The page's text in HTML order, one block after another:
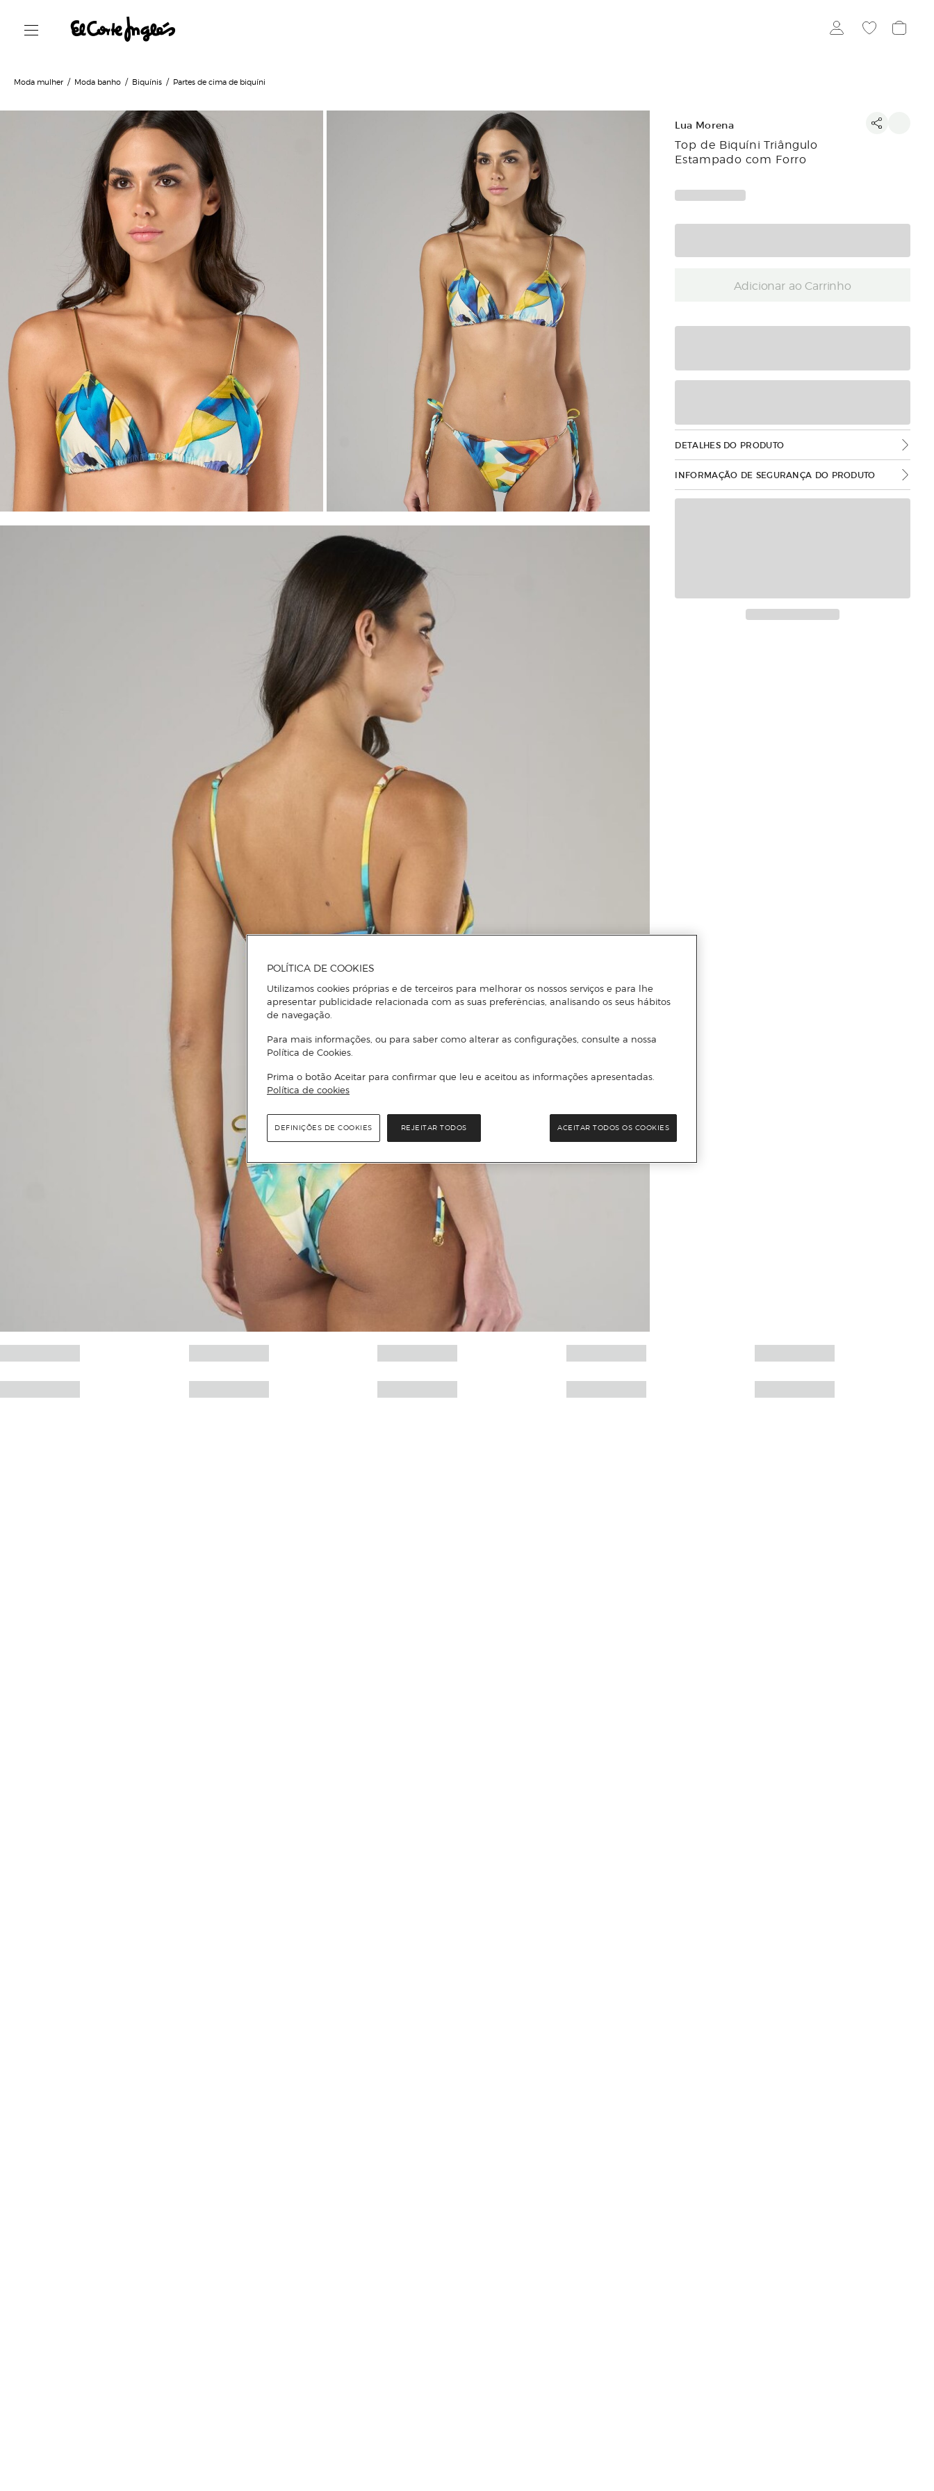
Moda mulher Moda banho Biquínis Partes de cima de biquíni
Lua Morena
Top de Biquíni Triângulo
Estampado com Forro
Adicionar ao Carrinho
DETALHES DO PRODUTO
INFORMAÇÃO DE SEGURANÇA DO PRODUTO
POLÍTICA DE COOKIES
Utilizamos cookies próprias e de terceiros para melhorar os nossos serviços e para lhe
apresentar publicidade relacionada com as suas preferências, analisando os seus hábitos
de navegação.
Para mais informações, ou para saber como alterar as configurações, consulte a nossa
Política de Cookies.
Prima o botão Aceitar para confirmar que leu e aceitou as informações apresentadas.
Política de cookies
REJEITAR TODOS ACEITAR TODOS OS COOKIES
DEFINIÇÕES DE COOKIES